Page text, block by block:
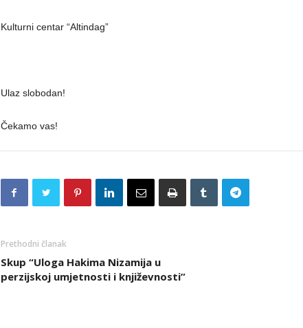
Kulturni centar “Altindag”
Ulaz slobodan!
Čekamo vas!
Prethodni članak
Skup “Uloga Hakima Nizamija u
perzijskoj umjetnosti i književnosti”